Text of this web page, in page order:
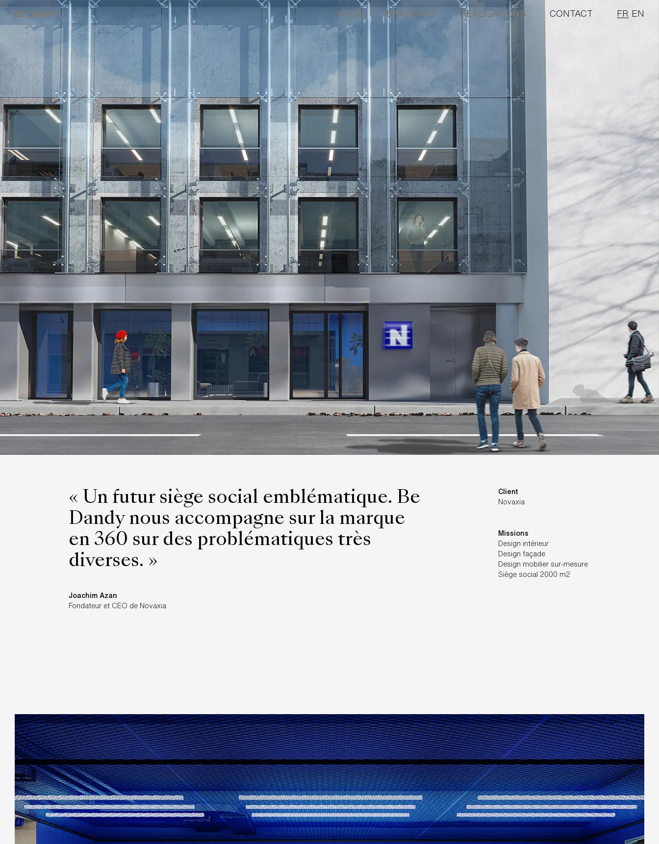
VOUS BRANDING RÉALISATIONS CONTACT FR EN
« Un futur siège social emblématique. Be
Dandy nous accompagne sur la marque
en 360 sur des problématiques très
diverses. »
Joachim Azan
Fondateur et CEO de Novaxia
Client
Novaxia
Missions
Design intérieur
Design façade
Design mobilier sur-mesure
Siège social 2000 m2